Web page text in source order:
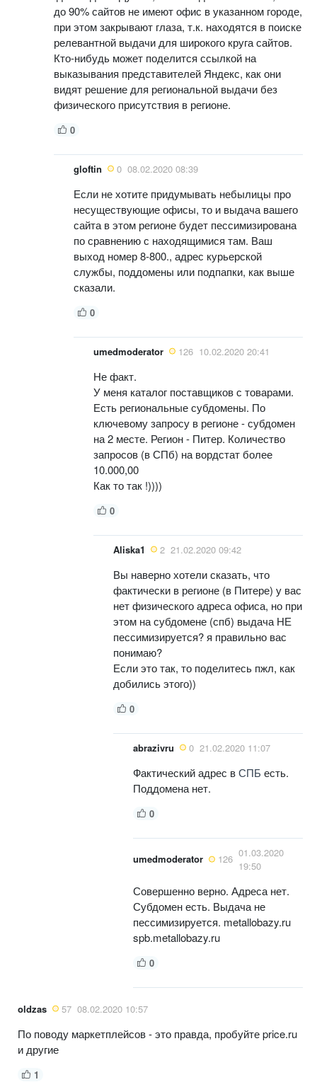
до 90% сайтов не имеют офис в указанном городе,
при этом закрывают глаза, т.к. находятся в поиске
релевантной выдачи для широкого круга сайтов.
Кто-нибудь может поделится ссылкой на
выказывания представителей Яндекс, как они
видят решение для региональной выдачи без
физического присутствия в регионе.
0
gloftin 0 08.02.2020 08:39
Если не хотите придумывать небылицы про
несуществующие офисы, то и выдача вашего
сайта в этом регионе будет пессимизирована
по сравнению с находящимися там. Ваш
выход номер 8-800., адрес курьерской
службы, поддомены или подпапки, как выше
сказали.
0
umedmoderator 126 10.02.2020 20:41
Не факт.
У меня каталог поставщиков с товарами.
Есть региональные субдомены. По
ключевому запросу в регионе - субдомен
на 2 месте. Регион - Питер. Количество
запросов (в СПб) на вордстат более
10.000,00
Как то так !))))
0
Aliska1 2 21.02.2020 09:42
Вы наверно хотели сказать, что
фактически в регионе (в Питере) у вас
нет физического адреса офиса, но при
этом на субдомене (спб) выдача НЕ
пессимизируется? я правильно вас
понимаю?
Если это так, то поделитесь пжл, как
добились этого))
0
abrazivru 0 21.02.2020 11:07
Фактический адрес вСПБ есть.
Поддомена нет.
0
umedmoderator 126 01.03.2020
19:50
Совершенно верно. Адреса нет.
Субдомен есть. Выдача не
пессимизируется. metallobazy.ru
spb.metallobazy.ru
0
oldzas 57 08.02.2020 10:57
По поводу маркетплейсов - это правда, пробуйте price.ru
и другие
1